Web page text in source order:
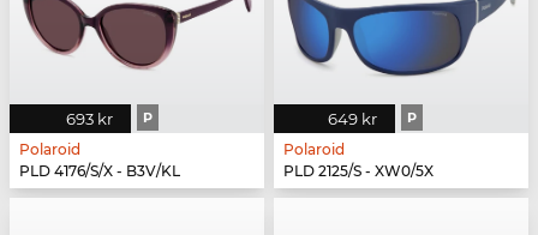
693 kr P
Polaroid
PLD 4176/S/X - B3V/KL
649 kr P
Polaroid
PLD 2125/S - XW0/5X